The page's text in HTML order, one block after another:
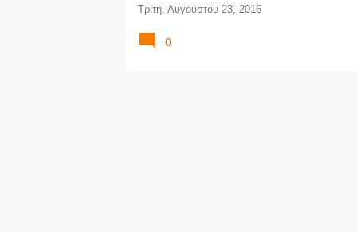
εκδώσει εφαρμοστική εγκύκλιο
Τρίτη, Αυγούστου 23, 2016
0